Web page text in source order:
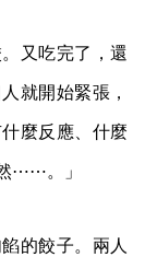
又吃完了，還
就開始緊張，
麼反應、什麼
⋯⋯。」
的餃子。兩人